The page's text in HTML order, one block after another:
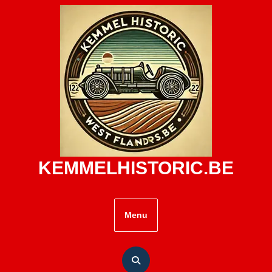
KEMMELHISTORIC.BE
Menu